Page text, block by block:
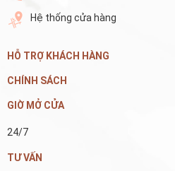
Hệ thống cửa hàng
HỖ TRỢ KHÁCH HÀNG
CHÍNH SÁCH
GIỜ MỞ CỬA
24/7
TƯ VẤN